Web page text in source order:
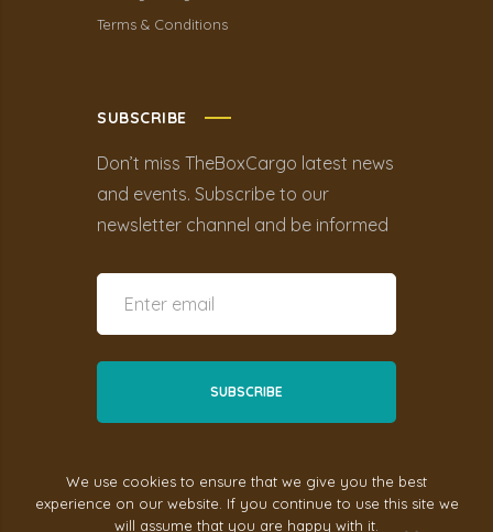
Terms & Conditions
SUBSCRIBE
Don’t miss TheBoxCargo latest news
and events. Subscribe to our
newsletter channel and be informed
We use cookies to ensure that we give you the best
experience on our website. If you continue to use this site we
will assume that you are happy with it.